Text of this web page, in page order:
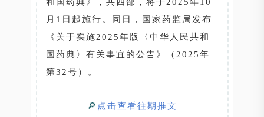
月1日起施行。同日，国家药监局发布
《关于实施2025年版〈中华人民共和
国药典〉有关事宜的公告》（2025年
第32号）。
🔎 点击查看往期推文